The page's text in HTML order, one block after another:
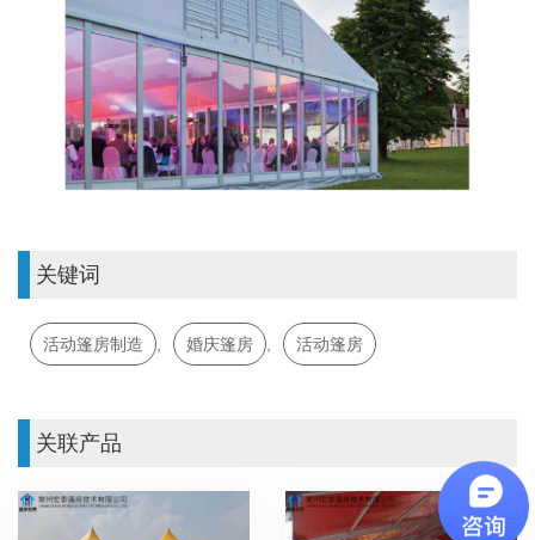
关键词
活动篷房制造 婚庆篷房 活动篷房
关联产品